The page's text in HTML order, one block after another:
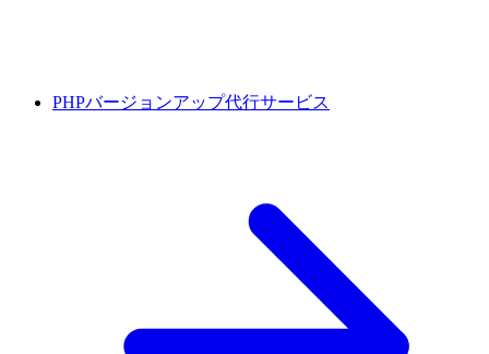
PHPバージョンアップ代行サービス